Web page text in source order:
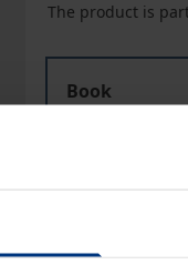
The product is
Book
Prices include